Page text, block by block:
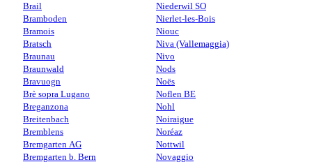
Brail
Bramboden
Bramois
Bratsch
Braunau
Braunwald
Bravuogn
Brè sopra Lugano
Breganzona
Breitenbach
Bremblens
Bremgarten AG
Bremgarten b. Bern
Niederwil SO
Nierlet-les-Bois
Niouc
Niva (Vallemaggia)
Nivo
Nods
Noës
Noflen BE
Nohl
Noiraigue
Noréaz
Nottwil
Novaggio